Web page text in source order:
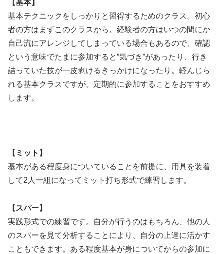
【基本】
基本テクニックをしっかりと習得するためのクラス。初心
者の方はまずこのクラスから。経験者の方はいつの間にか
自己流にアレンジしてしまっている場合もあるので、確認
という意味でたまに参加すると”気づき”があったり、行き
詰っていた技が一皮剥けるきっかけになったり。軽ん じら
れる基本クラスですが、定期的に参加することをおすすめ
します。
【ミット】
基本がある程度身についていることを前提に、用具を装着
して2人一組になってミット打ち形式で練習します。
【スパー】
実践形式での練習です。自分が行うのはもちろん、他の人
のスパーを見て分析することにより、自分の上達に活かす
こともできます。ある程度基本が身についてからの参加に